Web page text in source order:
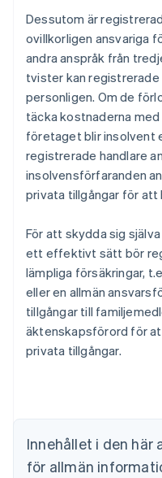
Dessutom är
ovillkorligen ansvariga
andra anspråk från
tvister kan registrerade
personligen. Om de
täcka kostnaderna med
företaget blir insolvent
registrerade handlare
insolvensförfaranden
privata tillgångar för att
För att skydda sig
ett effektivt sätt bör
lämpliga försäkringar,
eller en allmän
tillgångar till
äktenskapsförord för
privata tillgångar.
Innehållet i den här
för allmän
Australien
English
Belgien
Bulgarien
Cypern
English